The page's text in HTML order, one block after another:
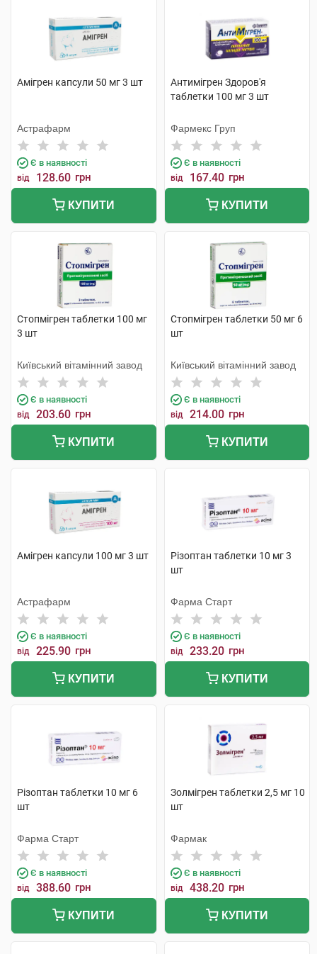
Амігрен капсули 50 мг 3 шт
Астрафарм
Є в наявності
від 128.60 грн
КУПИТИ
Антимігрен Здоров'я
таблетки 100 мг 3 шт
Фармекс Груп
Є в наявності
від 167.40 грн
КУПИТИ
Стопмігрен таблетки 100 мг
3 шт
Київський вітамінний завод
Є в наявності
від 203.60 грн
КУПИТИ
Стопмігрен таблетки 50 мг 6
шт
Київський вітамінний завод
Є в наявності
від 214.00 грн
КУПИТИ
Амігрен капсули 100 мг 3 шт
Астрафарм
Є в наявності
від 225.90 грн
КУПИТИ
Різоптан таблетки 10 мг 3
шт
Фарма Старт
Є в наявності
від 233.20 грн
КУПИТИ
Різоптан таблетки 10 мг 6
шт
Фарма Старт
Є в наявності
від 388.60 грн
КУПИТИ
Золмігрен таблетки 2,5 мг 10
шт
Фармак
Є в наявності
від 438.20 грн
КУПИТИ